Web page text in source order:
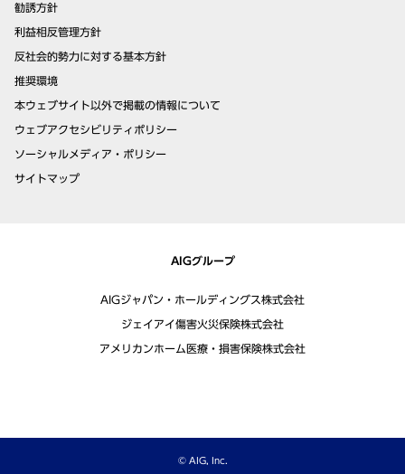
勧誘方針
利益相反管理方針
反社会的勢力に対する基本方針
推奨環境
本ウェブサイト以外で掲載の情報について
ウェブアクセシビリティポリシー
ソーシャルメディア・ポリシー
サイトマップ
AIGグループ
AIGジャパン・ホールディングス株式会社
ジェイアイ傷害火災保険株式会社
アメリカンホーム医療・損害保険株式会社
© AIG, Inc.